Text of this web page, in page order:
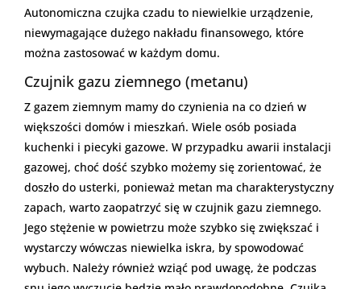
Autonomiczna czujka czadu to niewielkie urządzenie,
niewymagające dużego nakładu finansowego, które
można zastosować w każdym domu.
Czujnik gazu ziemnego (metanu)
Z gazem ziemnym mamy do czynienia na co dzień w
większości domów i mieszkań. Wiele osób posiada
kuchenki i piecyki gazowe. W przypadku awarii instalacji
gazowej, choć dość szybko możemy się zorientować, że
doszło do usterki, ponieważ metan ma charakterystyczny
zapach, warto zaopatrzyć się w czujnik gazu ziemnego.
Jego stężenie w powietrzu może szybko się zwiększać i
wystarczy wówczas niewielka iskra, by spowodować
wybuch. Należy również wziąć pod uwagę, że podczas